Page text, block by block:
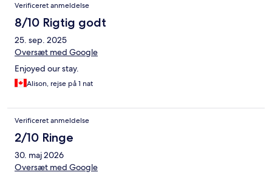
Verificeret anmeldelse
8/10 Rigtig godt
25. sep. 2025
Oversæt med Google
Enjoyed our stay.
Alison, rejse på 1 nat
Verificeret anmeldelse
2/10 Ringe
30. maj 2026
Oversæt med Google